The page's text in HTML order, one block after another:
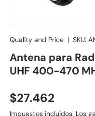
Quality and Price | SKU:
Antena para
UHF 400-470
Precio normal
$27.462
Impuestos incluidos. Los